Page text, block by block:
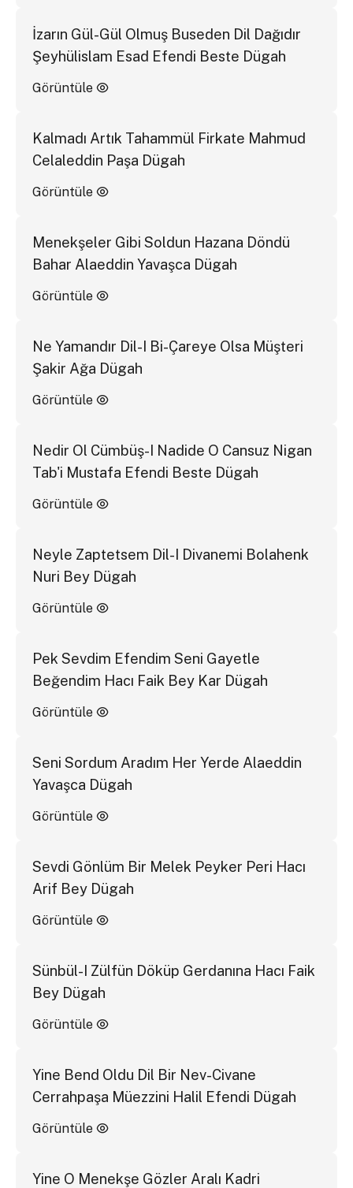
İzarın Gül-Gül Olmuş Buseden Dil Dağıdır
Şeyhülislam Esad Efendi Beste Dügah
Görüntüle
Kalmadı Artık Tahammül Firkate Mahmud
Celaleddin Paşa Dügah
Görüntüle
Menekşeler Gibi Soldun Hazana Döndü
Bahar Alaeddin Yavaşca Dügah
Görüntüle
Ne Yamandır Dil-I Bi-Çareye Olsa Müşteri
Şakir Ağa Dügah
Görüntüle
Nedir Ol Cümbüş-I Nadide O Cansuz Nigan
Tab'i Mustafa Efendi Beste Dügah
Görüntüle
Neyle Zaptetsem Dil-I Divanemi Bolahenk
Nuri Bey Dügah
Görüntüle
Pek Sevdim Efendim Seni Gayetle
Beğendim Hacı Faik Bey Kar Dügah
Görüntüle
Seni Sordum Aradım Her Yerde Alaeddin
Yavaşca Dügah
Görüntüle
Sevdi Gönlüm Bir Melek Peyker Peri Hacı
Arif Bey Dügah
Görüntüle
Sünbül-I Zülfün Döküp Gerdanına Hacı Faik
Bey Dügah
Görüntüle
Yine Bend Oldu Dil Bir Nev-Civane
Cerrahpaşa Müezzini Halil Efendi Dügah
Görüntüle
Yine O Menekşe Gözler Aralı Kadri